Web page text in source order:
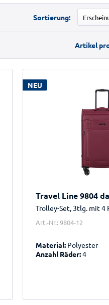
Sortierung:
Artikel
NEU
Travel Line 9804
Trolley-Set, 3tlg. mit 4
Art.-Nr.: 9804-12
Material: Polyester
Anzahl Räder:4